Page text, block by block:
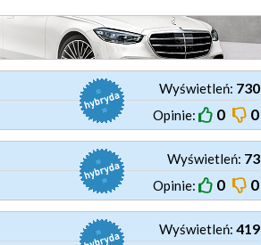
Opinie: 0 0
Wyświetleń: 730
Opinie: 0 0
Wyświetleń: 73
Wyświetleń: 419